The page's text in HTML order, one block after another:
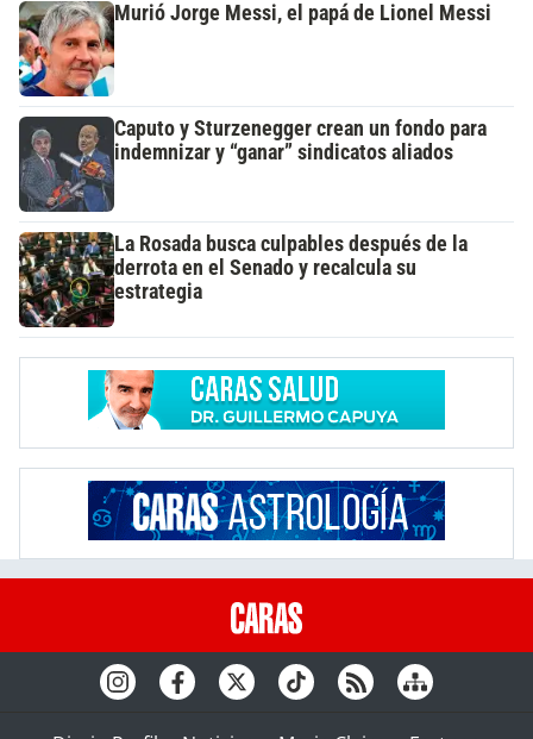
Murió Jorge Messi, el papá de Lionel Messi
Caputo y Sturzenegger crean un fondo para
indemnizar y “ganar” sindicatos aliados
La Rosada busca culpables después de la
derrota en el Senado y recalcula su
estrategia